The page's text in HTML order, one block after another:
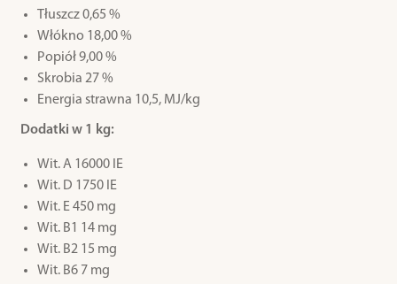
Tłuszcz 0,65 %
Włókno 18,00 %
Popiół 9,00 %
Skrobia 27 %
Energia strawna 10,5, MJ/kg
Dodatki w 1 kg:
Wit. A 16000 IE
Wit. D 1750 IE
Wit. E 450 mg
Wit. B1 14 mg
Wit. B2 15 mg
Wit. B6 7 mg